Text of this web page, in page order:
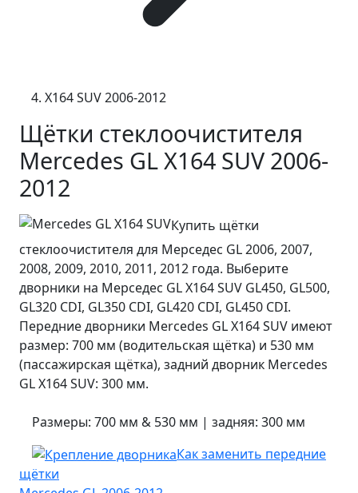
X164 SUV 2006-2012
Щётки стеклоочистителя
Mercedes GL X164 SUV 2006-
2012
Купить щётки
стеклоочистителя для Мерседес GL 2006, 2007,
2008, 2009, 2010, 2011, 2012 года. Выберите
дворники на Мерседес GL X164 SUV GL450, GL500,
GL320 CDI, GL350 CDI, GL420 CDI, GL450 CDI.
Передние дворники Mercedes GL X164 SUV имеют
размер: 700 мм (водительская щётка) и 530 мм
(пассажирская щётка), задний дворник Mercedes
GL X164 SUV: 300 мм.
Размеры: 700 мм & 530 мм | задняя: 300 мм
Как заменить передние
щётки